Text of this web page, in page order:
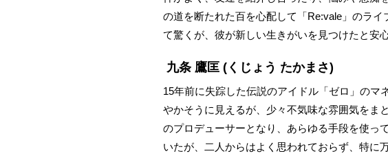
の道を断たれた百を心配して「Re:vale」のラ
て驚くが、彼が新しい生きがいを見つけたと安
九条 鷹匡 (くじょう たかまさ)
15年前に失踪した伝説のアイドル「ゼロ」のマ
やかそうに見えるが、少々不気味な雰囲気をま
のプロデューサーとなり、あらゆる手段を使っ
いたが、二人からはよく思われておらず、特に